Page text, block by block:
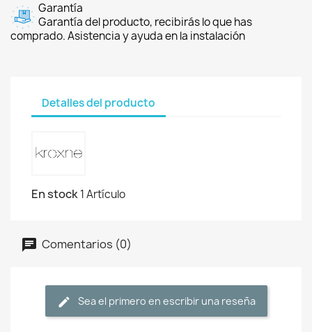
Garantía
Garantía del producto, recibirás lo que has
comprado. Asistencia y ayuda en la instalación
Detalles del producto
En stock1 Artículo
Comentarios (0)
Sea el primero en escribir una reseña